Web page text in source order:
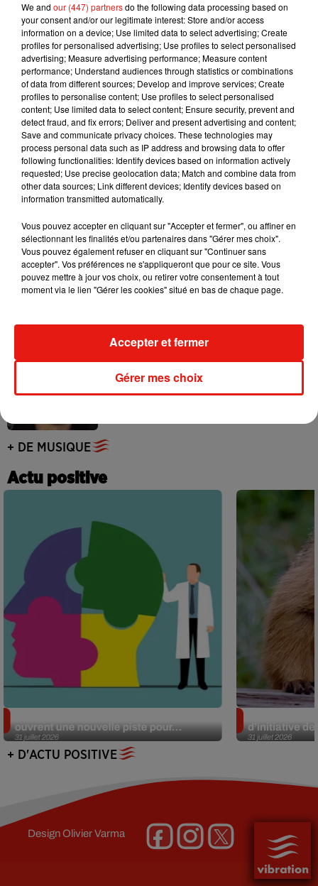
7 août 2026
Sensation » avec Kylie Minogue
7 août 2026
Tayc et Didi B dévoilent le single le plus
dansant de l’année
Angèle et Amélie Lens dévoilent leur
collaboration tant attendue
Benny Blanco invite Selena Gomez et
Becky G sur son nouveau single
4 août 2026
Tiny Desk invite Charlie Puth pour une
+ DE MUSIQUE
Actu positive
31 juillet 2026
ouvrent une nouvelle piste pour...
31 juillet 2026
d’initiative
+ D'ACTU POSITIVE
DesignOlivier Varma
We and our (447) partnersdo the following data processing based on
your consent and/or our legitimate interest: Store and/or access
information on a device; Use limited data to select advertising; Create
profiles for personalised advertising; Use profiles to select personalised
advertising; Measure advertising performance; Measure content
performance; Understand audiences through statistics or combinations
of data from different sources; Develop and improve services; Create
profiles to personalise content; Use profiles to select personalised
content; Use limited data to select content; Ensure security, prevent and
detect fraud, and fix errors; Deliver and present advertising and content;
Save and communicate privacy choices. These technologies may
process personal data such as IP address and browsing data to offer
following functionalities: Identify devices based on information actively
requested; Use precise geolocation data; Match and combine data from
other data sources; Link different devices; Identify devices based on
information transmitted automatically.
Vous pouvez accepter en cliquant sur "Accepter et fermer", ou affiner en
sélectionnant les finalités et/ou partenaires dans "Gérer mes choix".
Vous pouvez également refuser en cliquant sur "Continuer sans
accepter". Vos préférences ne s'appliqueront que pour ce site. Vous
pouvez mettre à jour vos choix, ou retirer votre consentement à tout
moment via le lien "Gérer les cookies" situé en bas de chaque page.
Gérer mes choix
Accepter et fermer